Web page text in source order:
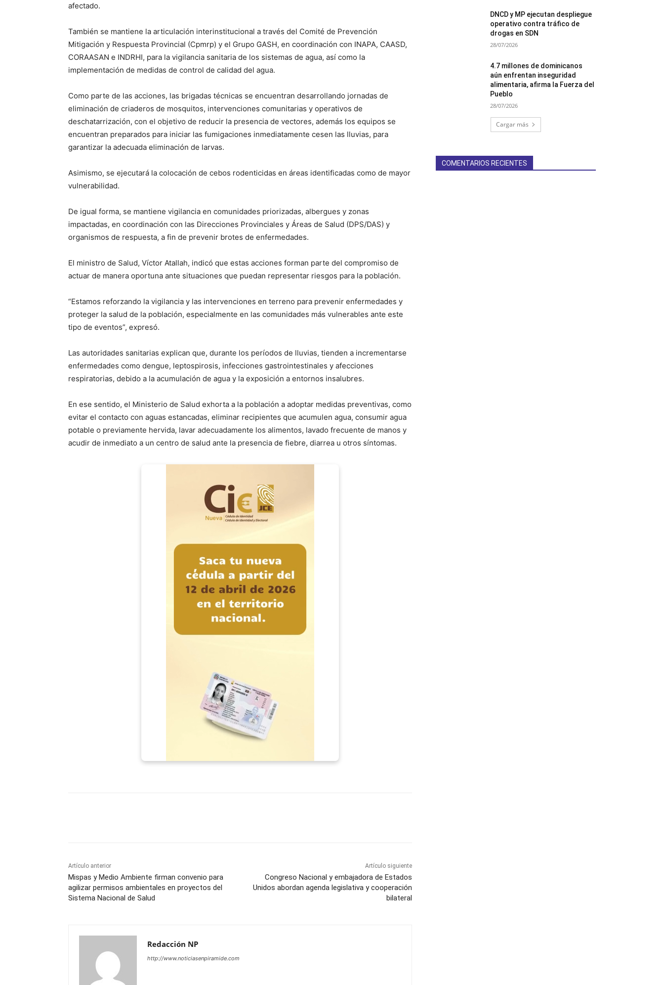
afectado.
También se mantiene la articulación interinstitucional a través del Comité de Prevención
Mitigación y Respuesta Provincial (Cpmrp) y el Grupo GASH, en coordinación con INAPA, CAASD,
CORAASAN e INDRHI, para la vigilancia sanitaria de los sistemas de agua, así como la
implementación de medidas de control de calidad del agua.
Como parte de las acciones, las brigadas técnicas se encuentran desarrollando jornadas de
eliminación de criaderos de mosquitos, intervenciones comunitarias y operativos de
deschatarrización, con el objetivo de reducir la presencia de vectores, además los equipos se
encuentran preparados para iniciar las fumigaciones inmediatamente cesen las lluvias, para
garantizar la adecuada eliminación de larvas.
Asimismo, se ejecutará la colocación de cebos rodenticidas en áreas identificadas como de mayor
vulnerabilidad.
De igual forma, se mantiene vigilancia en comunidades priorizadas, albergues y zonas
impactadas, en coordinación con las Direcciones Provinciales y Áreas de Salud (DPS/DAS) y
organismos de respuesta, a fin de prevenir brotes de enfermedades.
El ministro de Salud, Víctor Atallah, indicó que estas acciones forman parte del compromiso de
actuar de manera oportuna ante situaciones que puedan representar riesgos para la población.
“Estamos reforzando la vigilancia y las intervenciones en terreno para prevenir enfermedades y
proteger la salud de la población, especialmente en las comunidades más vulnerables ante este
tipo de eventos”, expresó.
Las autoridades sanitarias explican que, durante los períodos de lluvias, tienden a incrementarse
enfermedades como dengue, leptospirosis, infecciones gastrointestinales y afecciones
respiratorias, debido a la acumulación de agua y la exposición a entornos insalubres.
En ese sentido, el Ministerio de Salud exhorta a la población a adoptar medidas preventivas, como
evitar el contacto con aguas estancadas, eliminar recipientes que acumulen agua, consumir agua
potable o previamente hervida, lavar adecuadamente los alimentos, lavado frecuente de manos y
acudir de inmediato a un centro de salud ante la presencia de fiebre, diarrea u otros síntomas.
Artículo anterior
Mispas y Medio Ambiente firman convenio para
agilizar permisos ambientales en proyectos del
Sistema Nacional de Salud
Artículo siguiente
Congreso Nacional y embajadora de Estados
Unidos abordan agenda legislativa y cooperación
bilateral
Redacción NP
http://www.noticiasenpiramide.com
DNCD y MP ejecutan despliegue
operativo contra tráfico de
drogas en SDN
28/07/2026
4.7 millones de dominicanos
aún enfrentan inseguridad
alimentaria, afirma la Fuerza del
Pueblo
28/07/2026
Cargar más
COMENTARIOS RECIENTES